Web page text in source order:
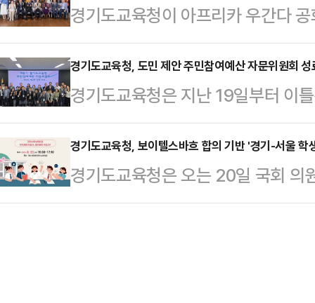
8개 지역)로 총 49교다. 약 350억
영에 적합한 …
선진 농업 기술과 교육 노하우 벤치
참여하는 연수로 운영해 미래 농업
생 글로벌 역량 확장 기회를 제공할
에서 원예 정밀 농업과 스마트 농업
련 기관을 방문해 …
경기도교육청이 아프리카 우간다
운영한다. 경기 디지털교육의 앞선
마련하고, 향후 양국 간 교사 교류
2024년 경기도교육청과 우간다 공
위한 양해각서'를 체결한 후 진행하
8박 9일 일정이며, 우간다 공화국
으로 교원 총 26명이 참여했다.우
기 글로벌 디지털 교…
경기도교육청, 도민 제안 주민참여예산 자문위원회 성
경기도교육청은 지난 19일부터 이
여예산 자문위원회'를 열고, '2026
안 의견을 심의했다고 20일 밝혔다
책과 예산편성에 도민 의견을 반영
개 시군 대표, 지역․민간 단체 위원
경기도교육청, 보이텔스바흐 합의 기반 '경기-서울 학
경기도교육청은 오는 20일 국회 의
위원장 김영호 의원과 함께 '보이텔